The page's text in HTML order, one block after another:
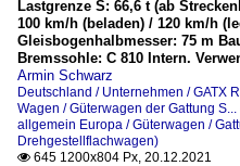
Lastgrenze S: 66,6 t (ab
100 km/h (beladen) / 120 km/h
Gleisbogenhalbmesser: 75 m
Bremssohle: C 810 Intern.
Armin Schwarz
Deutschland / Unternehmen / GATX
Wagen / Güterwagen der Gattung
allgemein Europa / Güterwagen /
Drehgestellflachwagen)
 645 1200x804 Px, 20.12.2021